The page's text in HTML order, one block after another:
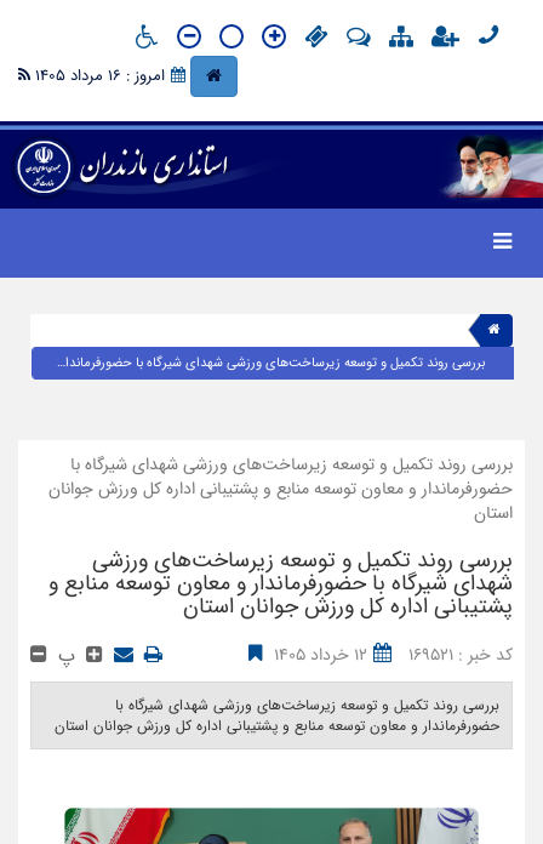
امروز : 16 مرداد 1405
بررسی روند تکمیل و توسعه زیرساخت‌های ورزشی شهدای شیرگاه با حضورفرماندار و معاون توسعه منابع و پشتیبانی اداره کل ورزش جوانان استان
بررسی روند تکمیل و توسعه زیرساخت‌های ورزشی شهدای شیرگاه با
حضورفرماندار و معاون توسعه منابع و پشتیبانی اداره کل ورزش جوانان
استان
بررسی روند تکمیل و توسعه زیرساخت‌های ورزشی
شهدای شیرگاه با حضورفرماندار و معاون توسعه منابع و
پشتیبانی اداره کل ورزش جوانان استان
کد خبر : 169521 12 خرداد 1405 پ
بررسی روند تکمیل و توسعه زیرساخت‌های ورزشی شهدای شیرگاه با
حضورفرماندار و معاون توسعه منابع و پشتیبانی اداره کل ورزش جوانان استان ‎